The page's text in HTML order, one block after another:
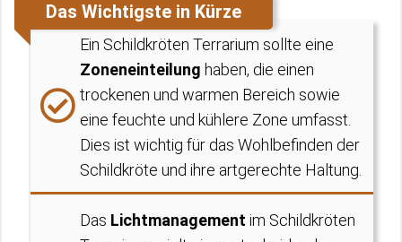
Das Wichtigste in Kürze
Ein Schildkröten Terrarium sollte eine
Zoneneinteilung haben, die einen
trockenen und warmen Bereich sowie
eine feuchte und kühlere Zone umfasst.
Dies ist wichtig für das Wohlbefinden der
Schildkröte und ihre artgerechte Haltung.
Das Lichtmanagement im Schildkröten